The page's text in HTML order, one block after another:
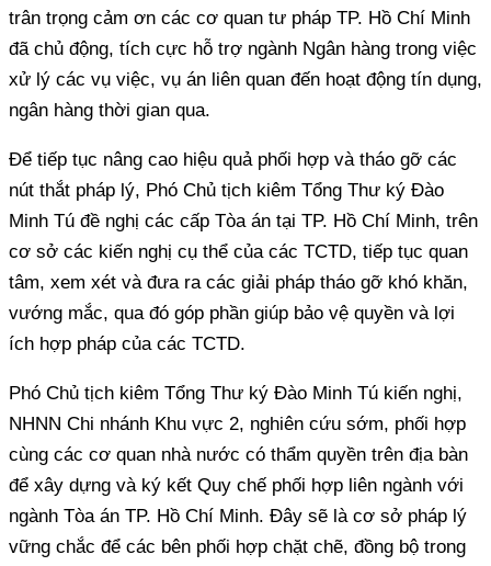
trân trọng cảm ơn các cơ quan tư pháp TP. Hồ Chí Minh
đã chủ động, tích cực hỗ trợ ngành Ngân hàng trong việc
xử lý các vụ việc, vụ án liên quan đến hoạt động tín dụng,
ngân hàng thời gian qua.
Để tiếp tục nâng cao hiệu quả phối hợp và tháo gỡ các
nút thắt pháp lý, Phó Chủ tịch kiêm Tổng Thư ký Đào
Minh Tú đề nghị các cấp Tòa án tại TP. Hồ Chí Minh, trên
cơ sở các kiến nghị cụ thể của các TCTD, tiếp tục quan
tâm, xem xét và đưa ra các giải pháp tháo gỡ khó khăn,
vướng mắc, qua đó góp phần giúp bảo vệ quyền và lợi
ích hợp pháp của các TCTD.
Phó Chủ tịch kiêm Tổng Thư ký Đào Minh Tú kiến nghị,
NHNN Chi nhánh Khu vực 2, nghiên cứu sớm, phối hợp
cùng các cơ quan nhà nước có thẩm quyền trên địa bàn
để xây dựng và ký kết Quy chế phối hợp liên ngành với
ngành Tòa án TP. Hồ Chí Minh. Đây sẽ là cơ sở pháp lý
vững chắc để các bên phối hợp chặt chẽ, đồng bộ trong